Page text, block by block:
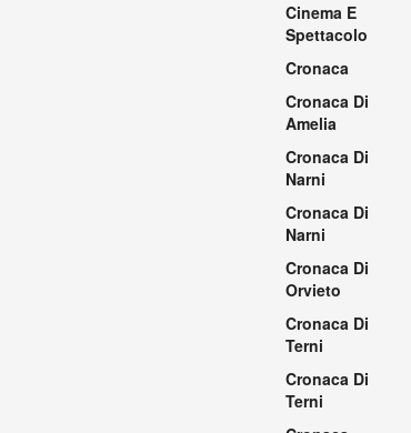
Cinema E
Spettacolo
Cronaca
Cronaca Di
Amelia
Cronaca Di
Narni
Cronaca Di
Narni
Cronaca Di
Orvieto
Cronaca Di
Terni
Cronaca Di
Terni